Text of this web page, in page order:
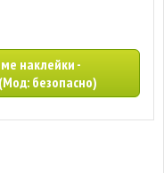
наклейки -
безопасно)